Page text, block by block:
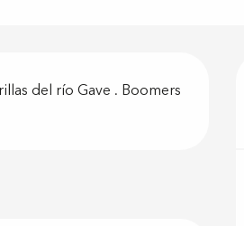
del río Gave . Boomers